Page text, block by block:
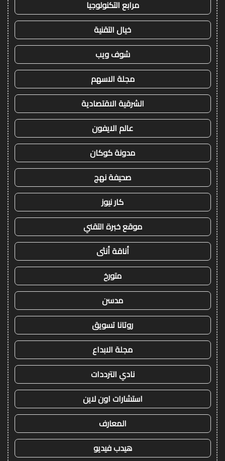
مرابع التكنولوجيا
خيال التقنية
شوف ويب
مجلة الاسهم
الشرقية الاقتصادية
عالم الايفون
مدونة كوكان
صحيفة نهج
كار نيوز
موقع خبرة التقني
أناقة أنثى
متورخ
مدسن
روتانا تسويق
مجلة الابداع
نادي الترددات
استشارات اون لاين
المعارف
هيدب فيديو